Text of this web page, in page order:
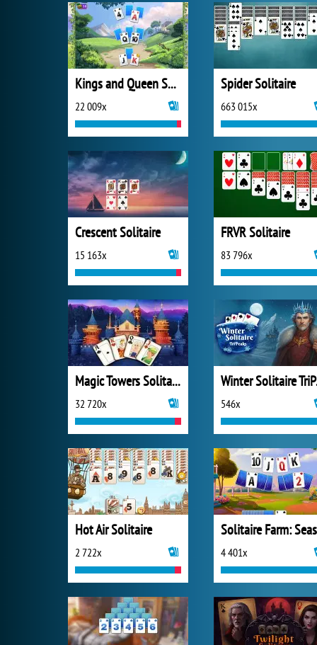
Kings and Queen Solitaire Tripeaks
22 009x
Spider Solitaire
663 015x
Crescent Solitaire
15 163x
FRVR Solitaire
83 796x
Magic Towers Solitaire
32 720x 546x
Hot Air Solitaire
2 722x 4 401x